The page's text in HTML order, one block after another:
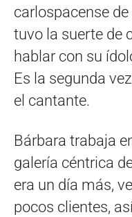
carlospacense
tuvo la suerte de
hablar con su
Es la segunda
el cantante.
Bárbara trabaja
galería céntrica
era un día más,
pocos clientes,